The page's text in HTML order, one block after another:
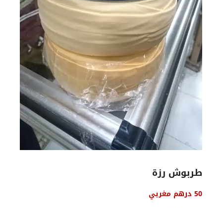
طربوش رزة
السعر
50 درهم مغربي